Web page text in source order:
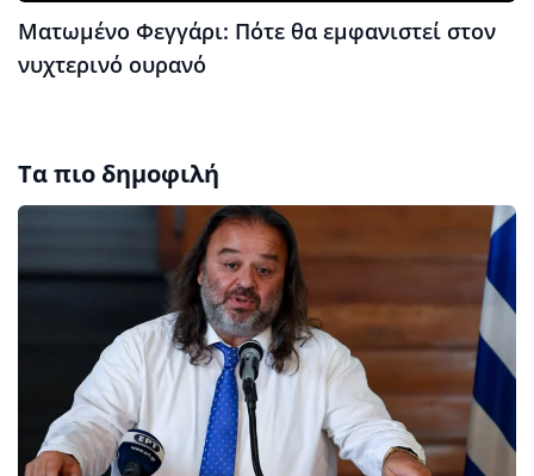
Ματωμένο Φεγγάρι: Πότε θα εμφανιστεί στον
νυχτερινό ουρανό
Τα πιο δημοφιλή